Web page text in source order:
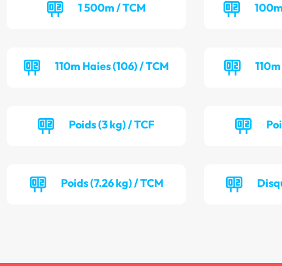
1 500m / TCM
110m Haies (106) / TCM
Poids (3 kg) / TCF
Poids (7.26 kg) / TCM